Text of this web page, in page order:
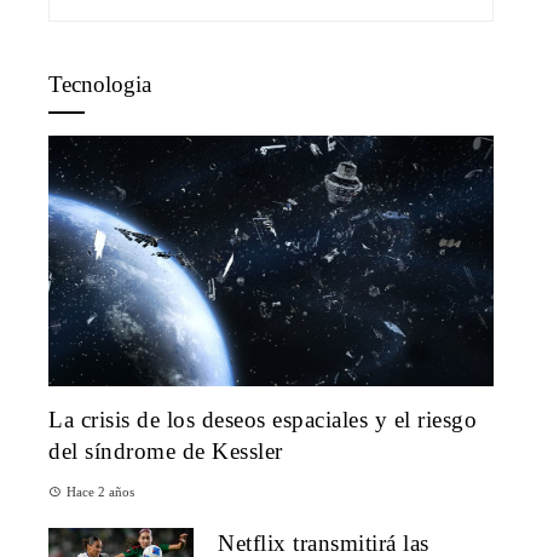
Tecnologia
La crisis de los deseos espaciales y el riesgo
del síndrome de Kessler
Hace 2 años
Netflix transmitirá las